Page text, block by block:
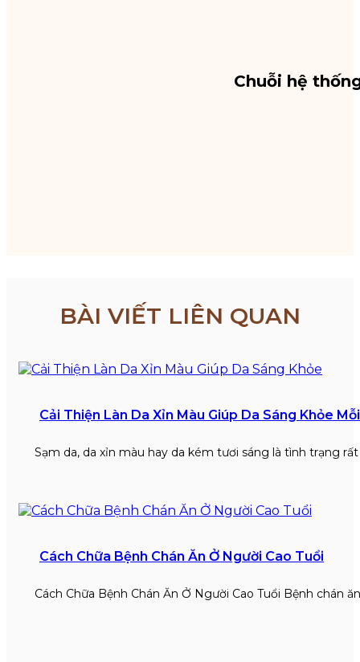
Chuỗi hệ
BÀI VIẾT LIÊN QUAN
Cải Thiện Làn Da Xỉn Màu Giúp Da Sáng Khỏe
Sạm da, da xỉn màu hay da kém tươi sáng là tình trạng
Cách Chữa Bệnh Chán Ăn Ở Người Cao Tuổi
Cách Chữa Bệnh Chán Ăn Ở Người Cao Tuổi Bệnh chán